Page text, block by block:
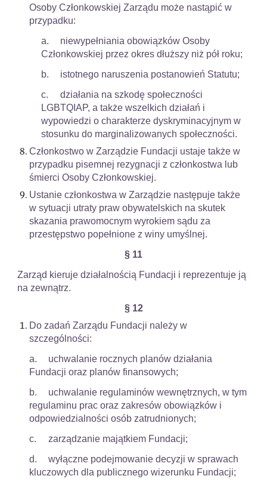
Osoby Członkowskiej Zarządu może nastąpić w
przypadku:
a.
niewypełniania obowiązków Osoby
Członkowskiej przez okres dłuższy niż pół roku;
b.
istotnego naruszenia postanowień Statutu;
c.
działania na szkodę społeczności
LGBTQIAP, a także wszelkich działań i
wypowiedzi o charakterze dyskryminacyjnym w
stosunku do marginalizowanych społeczności.
Członkostwo w Zarządzie Fundacji ustaje także w
przypadku pisemnej rezygnacji z członkostwa lub
śmierci Osoby Członkowskiej.
Ustanie członkostwa w Zarządzie następuje także
w sytuacji utraty praw obywatelskich na skutek
skazania prawomocnym wyrokiem sądu za
przestępstwo popełnione z winy umyślnej.
§ 11
Zarząd kieruje działalnością Fundacji i reprezentuje ją
na zewnątrz.
§ 12
Do zadań Zarządu Fundacji należy w
szczególności:
a.
uchwalanie rocznych planów działania
Fundacji oraz planów finansowych;
b.
uchwalanie regulaminów wewnętrznych, w tym
regulaminu prac oraz zakresów obowiązków i
odpowiedzialności osób zatrudnionych;
c.
zarządzanie majątkiem Fundacji;
d.
wyłączne podejmowanie decyzji w sprawach
kluczowych dla publicznego wizerunku Fundacji;